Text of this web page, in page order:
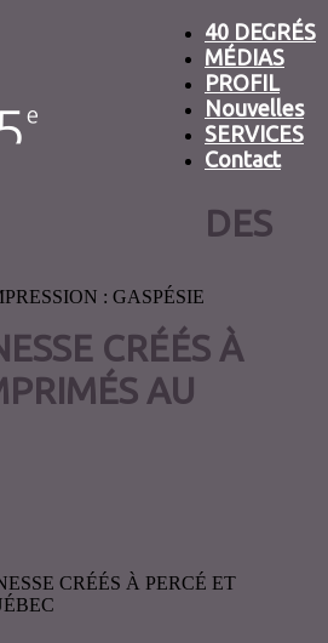
: GASPÉSIE
40 DEGRÉS
MÉDIAS
PROFIL
Nouvelles
SERVICES
Contact
DES
CRÉÉS À
AU
CRÉÉS À PERCÉ ET